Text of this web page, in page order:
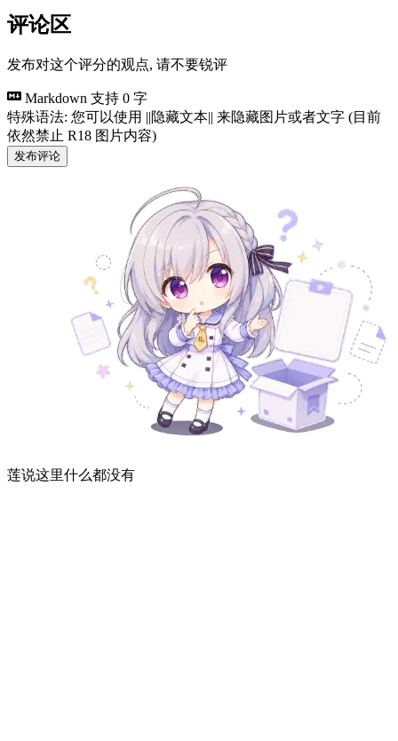
评论区
发布对这个评分的观点, 请不要锐评
Markdown 支持 0 字
特殊语法: 您可以使用 ||隐藏文本|| 来隐藏图片或者文字 (目前
依然禁止 R18 图片内容)
发布评论
莲说这里什么都没有